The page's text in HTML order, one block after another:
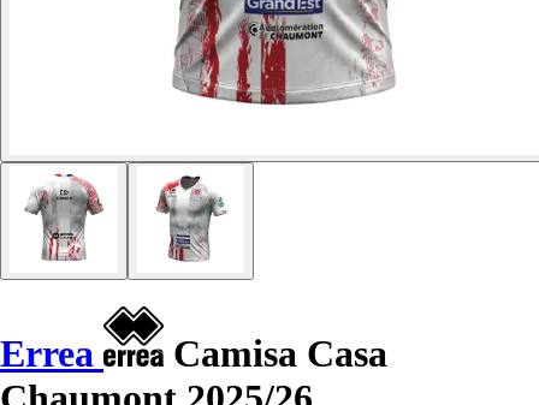
Errea
Camisa Casa